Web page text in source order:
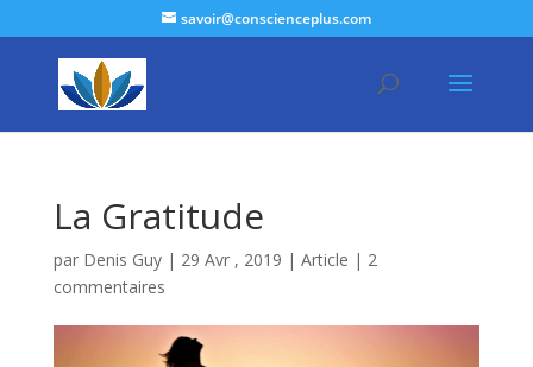
savoir@conscienceplus.com
La Gratitude
par Denis Guy| 29 Avr , 2019 | Article | 2
commentaires